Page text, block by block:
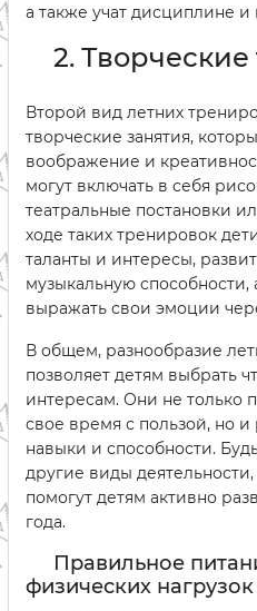
а также учат дисциплине и
2.
Второй вид летних
творческие занятия,
воображение и
могут включать в себя
театральные постановки
ходе таких тренировок
таланты и интересы,
музыкальную способности,
выражать свои эмоции
В общем, разнообразие
позволяет детям выбрать
интересам. Они не только
свое время с пользой, но и
навыки и способности.
другие виды
помогут детям активно
года.
Правильное
физических нагрузок